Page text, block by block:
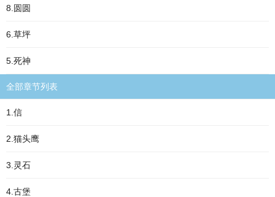
8.圆圆
6.草坪
5.死神
全部章节列表
1.信
2.猫头鹰
3.灵石
4.古堡